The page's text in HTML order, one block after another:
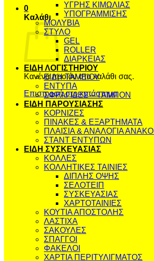
0
Καλάθι
Κανένα προϊόν στο καλάθι σας.
Επιστροφή στο κατάστημα
ΥΓΡΗΣ ΚΙΜΩΛΙΑΣ
ΥΠΟΓΡΑΜΜΙΣΗΣ
ΜΟΛΥΒΙΑ
ΣΤΥΛΟ
GEL
ROLLER
ΔΙΑΡΚΕΙΑΣ
ΕΙΔΗ ΛΟΓΙΣΤΗΡΙΟΥ
ΕΙΔΗ ΤΑΜΕΙΟΥ
ΕΝΤΥΠΑ
ΣΦΡΑΓΙΔΕΣ – ΤΑΜΠΟΝ
ΕΙΔΗ ΠΑΡΟΥΣΙΑΣΗΣ
ΚΟΡΝΙΖΕΣ
ΠΙΝΑΚΕΣ & ΕΞΑΡΤΗΜΑΤΑ
ΠΛΑΙΣΙΑ & ΑΝΑΛΟΓΙΑ
ΣΤΑΝΤ ΕΝΤΥΠΩΝ
ΕΙΔΗ ΣΥΣΚΕΥΑΣΙΑΣ
ΚΟΛΛΕΣ
ΚΟΛΛΗΤΙΚΕΣ ΤΑΙΝΙΕΣ
ΔΙΠΛΗΣ ΟΨΗΣ
ΣΕΛΟΤΕΙΠ
ΣΥΣΚΕΥΑΣΙΑΣ
ΧΑΡΤΟΤΑΙΝΙΕΣ
ΚΟΥΤΙΑ ΑΠΟΣΤΟΛΗΣ
ΛΑΣΤΙΧΑ
ΣΑΚΟΥΛΕΣ
ΣΠΑΓΓΟΙ
ΦΑΚΕΛΟΙ
ΧΑΡΤΙΑ ΠΕΡΙΤΥΛΙΓΜΑΤΟΣ